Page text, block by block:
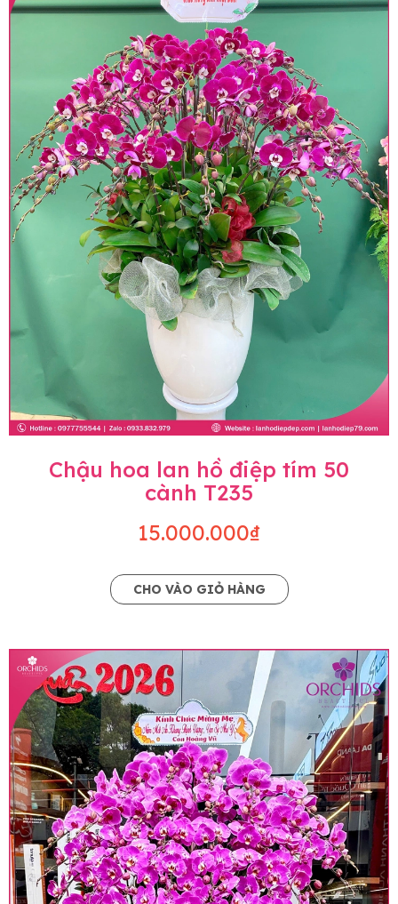
Chậu hoa lan hồ điệp tím 50
cành T235
15.000.000₫
CHO VÀO GIỎ HÀNG